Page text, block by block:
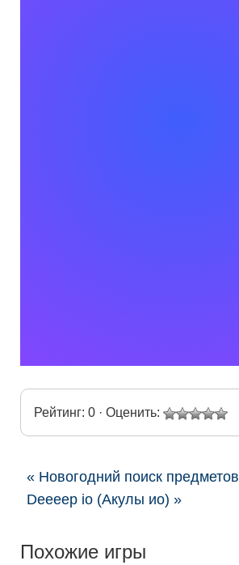
Рейтинг: 0 · Оценить:
« Новогодний поиск предметов
Deeeep io (Акулы ио) »
Похожие игры